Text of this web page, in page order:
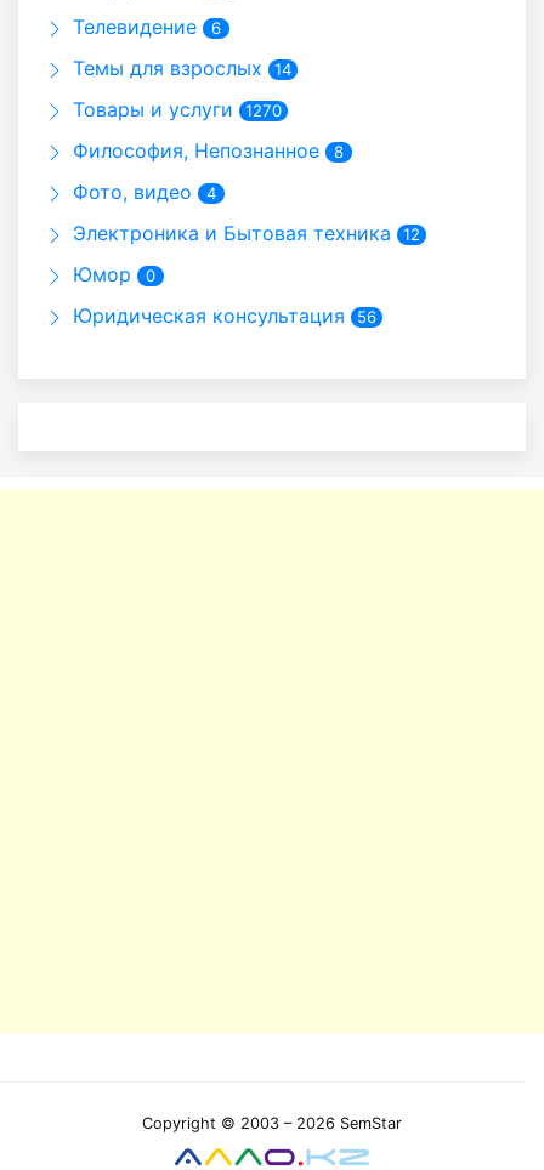
Телевидение 6
Темы для взрослых 14
Товары и услуги 1270
Философия, Непознанное 8
Фото, видео 4
Электроника и Бытовая техника 12
Юмор 0
Юридическая консультация 56
Copyright © 2003 – 2026 SemStar